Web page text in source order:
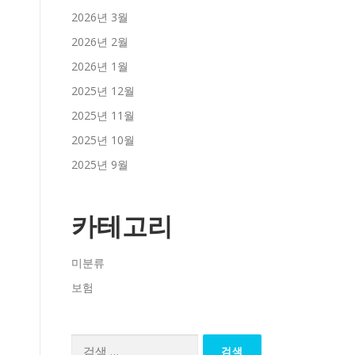
2026년 3월
2026년 2월
2026년 1월
2025년 12월
2025년 11월
2025년 10월
2025년 9월
카테고리
미분류
보험